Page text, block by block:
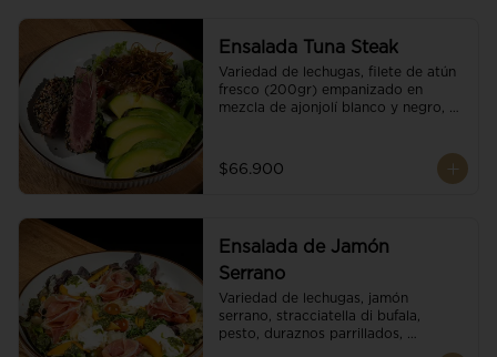
Ensalada Tuna Steak
Variedad de lechugas, filete de atún
fresco (200gr) empanizado en
mezcla de ajonjolí blanco y negro,
parmesano, puerro crocante y
reducción de balsámico.
$66.900
Ensalada de Jamón
Serrano
Variedad de lechugas, jamón
serrano, stracciatella di bufala,
pesto, duraznos parrillados,